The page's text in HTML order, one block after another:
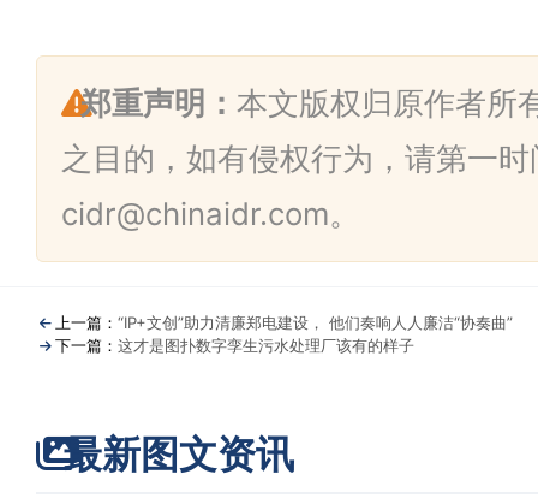
郑重声明： 本文版权归原作者所
之目的，如有侵权行为，请第一
cidr@chinaidr.com。
上一篇： “IP+文创”助力清廉郑电建设， 他们奏响人人廉洁“协奏曲”
下一篇： 这才是图扑数字孪生污水处理厂该有的样子
最新图文资讯